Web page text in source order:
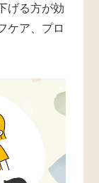
げる方が効
ケア、プロ